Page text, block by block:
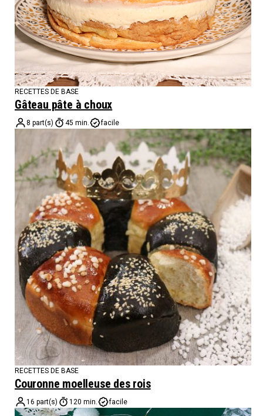
RECETTES DE BASE
Gâteau pâte à choux
8 part(s) 45 min. facile
RECETTES DE BASE
Couronne moelleuse des rois
16 part(s) 120 min. facile